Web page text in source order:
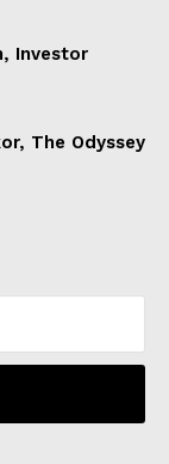
Investor
The Odyssey